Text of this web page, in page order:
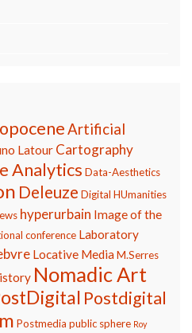
Artificial
Latour Cartography
Analytics Data-Aesthetics
Deleuze Digital HUmanities
hyperurbain Image of the
conference Laboratory
Locative MediaM.Serres
Nomadic Art
Postdigital
Postmedia public sphere Roy